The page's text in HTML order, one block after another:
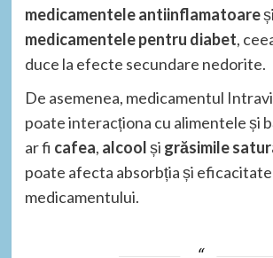
medicamentele antiinflamatoareși
medicamentele pentru diabet,
duce la efecte secundare nedorite.
De asemenea, medicamentul
poate interacționa cu alimentele și
ar fi cafea, alcoolși grăsimile
poate afecta absorbția și
medicamentului.